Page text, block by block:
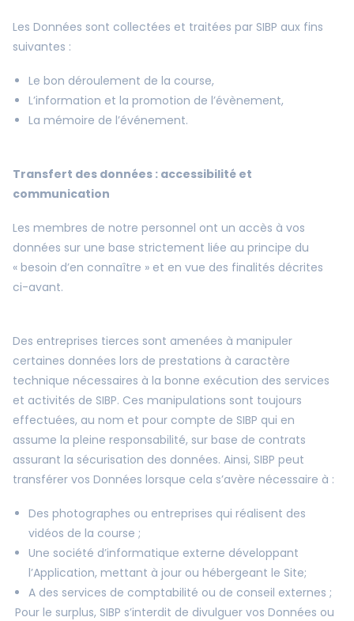
Les Données sont collectées et traitées par SIBP aux fins
suivantes :
Le bon déroulement de la course,
L’information et la promotion de l’évènement,
La mémoire de l’événement.
Transfert des données : accessibilité et
communication
Les membres de notre personnel ont un accès à vos
données sur une base strictement liée au principe du
« besoin d’en connaître » et en vue des finalités décrites
ci-avant.
Des entreprises tierces sont amenées à manipuler
certaines données lors de prestations à caractère
technique nécessaires à la bonne exécution des services
et activités de SIBP. Ces manipulations sont toujours
effectuées, au nom et pour compte de SIBP qui en
assume la pleine responsabilité, sur base de contrats
assurant la sécurisation des données. Ainsi, SIBP peut
transférer vos Données lorsque cela s’avère nécessaire à :
Des photographes ou entreprises qui réalisent des
vidéos de la course ;
Une société d’informatique externe développant
l’Application, mettant à jour ou hébergeant le Site;
A des services de comptabilité ou de conseil externes ;
Pour le surplus, SIBP s’interdit de divulguer vos Données ou